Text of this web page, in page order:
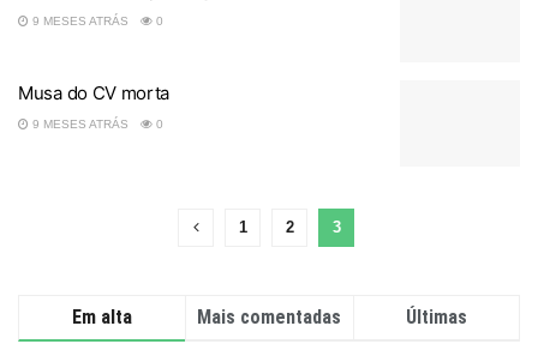
9 MESES ATRÁS 0
Musa do CV morta
9 MESES ATRÁS 0
1 2 3
Em alta Mais comentadas Últimas